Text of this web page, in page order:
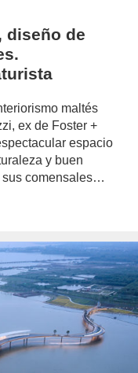
diseño de
maltés
ex de Foster +
espacio
y buen
sus comensales…
author/redaccion/